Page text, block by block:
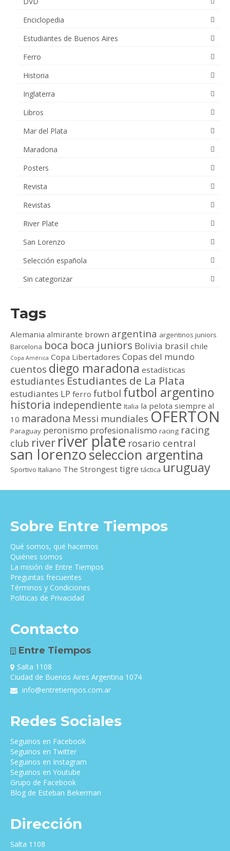
Enciclopedia
Estudiantes de Buenos Aires
Ferro
Historia
Inglaterra
Libros
Mar del Plata
Maradona
Posters
Revista
Revistas
River Plate
San Lorenzo
Selección española
Sin categorizar
Tags
Alemania almirante brown argentina argentinos juniors
Barcelona boca boca juniors Bolivia brasil chile
Copa América Copa Libertadores Copas del mundo
cuentos diego maradona estadísticas
estudiantes Estudiantes de La Plata
estudiantes LP ferro futbol futbol argentino
historia independiente Italia la pelota siempre al
10 maradona Messi mundiales OFERTON
Paraguay peronismo profesionalismo racing racing
club river river plate rosario central
san lorenzoseleccion argentina
Sportivo Italiano The Strongest tigre táctica uruguay
Sobre Entre Tiempos
Qué somos, qué hacemos
Quiénes somos
La misión de Entre Tiempos
Preguntas frecuentes
Términos y Condiciones
Politicas de Privacidad
Contacto
Entre Tiempos
Salta 1108
Ciudad de Buenos Aires Argentina 1074
info@entretiempos.com.ar
Redes Sociales
Seguinos en Facebook
Seguinos en Twitter
Seguinos en Instagram
Seguinos en Youtube
Grupo de Facebook
Blog de Esteban Bekerman
Dirección
Salta 1108